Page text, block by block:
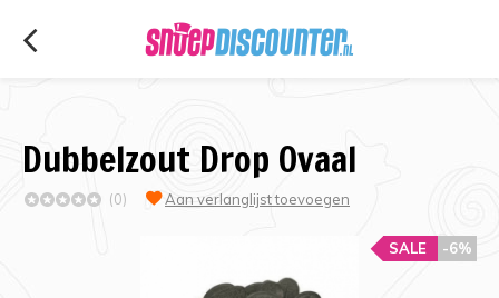
Dubbelzout Drop Ovaal
(0) Aan verlanglijst toevoegen
-6%
SALE